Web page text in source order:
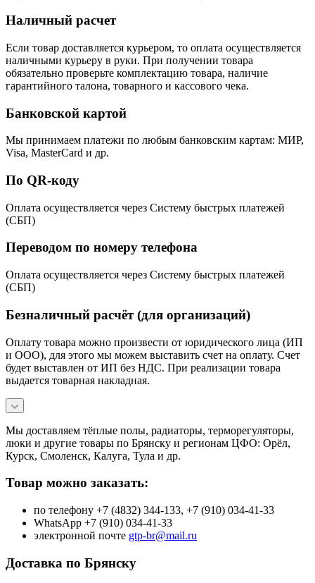
Наличный расчет
Если товар доставляется курьером, то оплата осуществляется
наличными курьеру в руки. При получении товара
обязательно проверьте комплектацию товара, наличие
гарантийного талона, товарного и кассового чека.
Банковской картой
Мы принимаем платежи по любым банковским картам: МИР,
Visa, MasterCard и др.
По QR-коду
Оплата осуществляется через Систему быстрых платежей
(СБП)
Переводом по номеру телефона
Оплата осуществляется через Систему быстрых платежей
(СБП)
Безналичный расчёт (для организаций)
Оплату товара можно произвести от юридического лица (ИП
и ООО), для этого мы можем выставить счет на оплату. Счет
будет выставлен от ИП без НДС. При реализации товара
выдается товарная накладная.
Мы доставляем тёплые полы, радиаторы, терморегуляторы,
люки и другие товары по Брянску и регионам ЦФО: Орёл,
Курск, Смоленск, Калуга, Тула и др.
Товар можно заказать:
по телефону +7 (4832) 344-133, +7 (910) 034-41-33
WhatsApp +7 (910) 034-41-33
электронной почте gtp-br@mail.ru
Доставка по Брянску